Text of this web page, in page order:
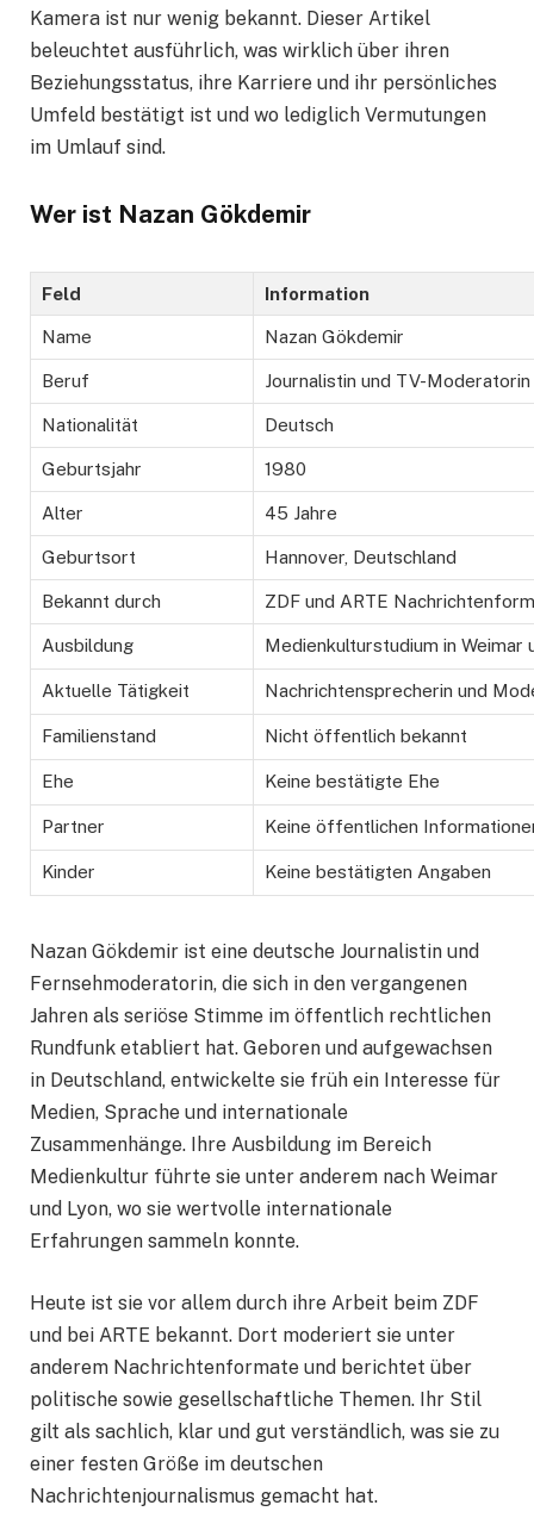
Kamera ist nur wenig bekannt. Dieser Artikel
beleuchtet ausführlich, was wirklich über ihren
Beziehungsstatus, ihre Karriere und ihr persönliches
Umfeld bestätigt ist und wo lediglich Vermutungen
im Umlauf sind.
Wer ist Nazan Gökdemir
Feld Information
Name Nazan Gökdemir
Beruf Journalistin und TV-Moderatorin
Nationalität Deutsch
Geburtsjahr 1980
Alter 45 Jahre
Geburtsort Hannover, Deutschland
Bekannt durch ZDF und ARTE
Ausbildung Medienkulturstudium in Weimar
Aktuelle Tätigkeit Nachrichtensprecherin und
Familienstand Nicht öffentlich bekannt
Ehe Keine bestätigte Ehe
Partner Keine öffentlichen
Kinder Keine bestätigten Angaben
Nazan Gökdemir ist eine deutsche Journalistin und
Fernsehmoderatorin, die sich in den vergangenen
Jahren als seriöse Stimme im öffentlich rechtlichen
Rundfunk etabliert hat. Geboren und aufgewachsen
in Deutschland, entwickelte sie früh ein Interesse für
Medien, Sprache und internationale
Zusammenhänge. Ihre Ausbildung im Bereich
Medienkultur führte sie unter anderem nach Weimar
und Lyon, wo sie wertvolle internationale
Erfahrungen sammeln konnte.
Heute ist sie vor allem durch ihre Arbeit beim ZDF
und bei ARTE bekannt. Dort moderiert sie unter
anderem Nachrichtenformate und berichtet über
politische sowie gesellschaftliche Themen. Ihr Stil
gilt als sachlich, klar und gut verständlich, was sie zu
einer festen Größe im deutschen
Nachrichtenjournalismus gemacht hat.